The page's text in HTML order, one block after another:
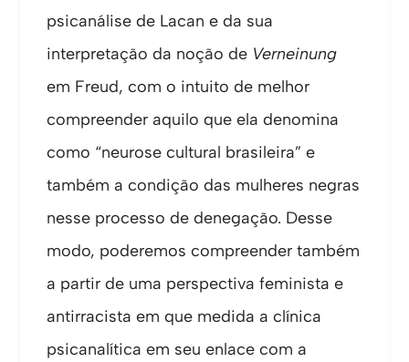
psicanálise de Lacan e da sua
interpretação da noção de Verneinung
em Freud, com o intuito de melhor
compreender aquilo que ela denomina
como “neurose cultural brasileira” e
também a condição das mulheres negras
nesse processo de denegação. Desse
modo, poderemos compreender também
a partir de uma perspectiva feminista e
antirracista em que medida a clínica
psicanalítica em seu enlace com a